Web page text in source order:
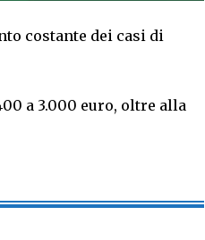
costante dei casi di
a 3.000 euro, oltre alla